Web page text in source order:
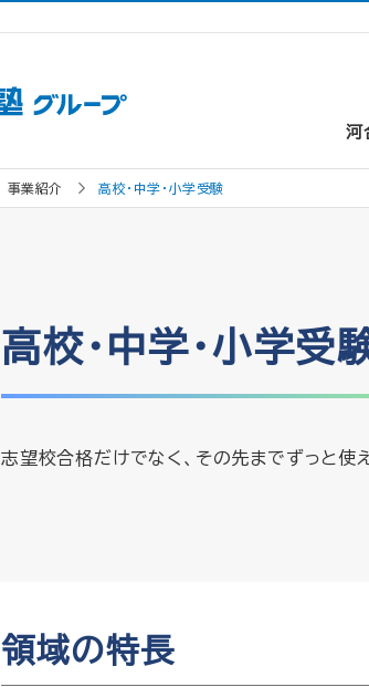
河
事業紹介 高校・中学・小学受験
高校・中学・小学受
志望校合格だけでなく、その先までずっと使
領域の特長